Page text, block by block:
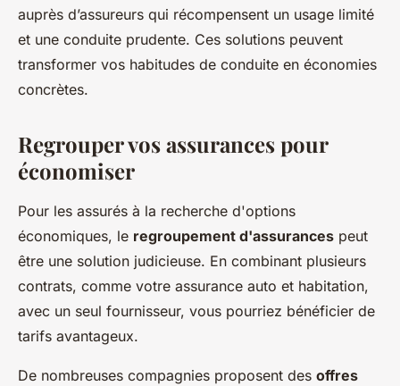
auprès d’assureurs qui récompensent un usage limité
et une conduite prudente. Ces solutions peuvent
transformer vos habitudes de conduite en économies
concrètes.
Regrouper vos assurances pour
économiser
Pour les assurés à la recherche d'options
économiques, le regroupement d'assurances peut
être une solution judicieuse. En combinant plusieurs
contrats, comme votre assurance auto et habitation,
avec un seul fournisseur, vous pourriez bénéficier de
tarifs avantageux.
De nombreuses compagnies proposent des offres